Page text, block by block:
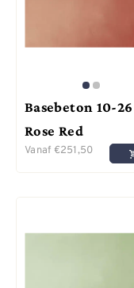
Basebeton 10-26
Rose Red
Vanaf €251,50